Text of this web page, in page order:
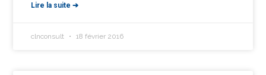
Lire la suite ➔
clnconsult 18 février 2016